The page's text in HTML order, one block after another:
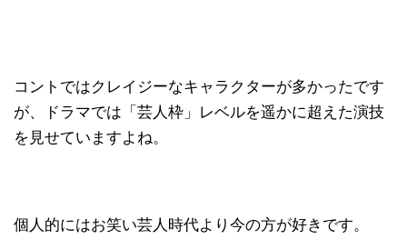
コントではクレイジーなキャラクターが多かったです
が、ドラマでは「芸人枠」レベルを遥かに超えた演技
を見せていますよね。
個人的にはお笑い芸人時代より今の方が好きです。